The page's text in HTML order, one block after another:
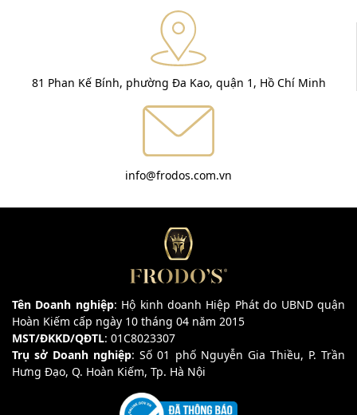
81 Phan Kế Bính, phường Đa Kao, quận 1, Hồ Chí Minh
info@frodos.com.vn
Tên Doanh nghiệp: Hộ kinh doanh Hiệp Phát do UBND quận
Hoàn Kiếm cấp ngày 10 tháng 04 năm 2015
MST/ĐKKD/QĐTL: 01C8023307
Trụ sở Doanh nghiệp: Số 01 phố Nguyễn Gia Thiều, P. Trần
Hưng Đạo, Q. Hoàn Kiếm, Tp. Hà Nội